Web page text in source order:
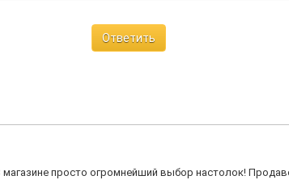
Ответить
просто огромнейший выбор настолок!